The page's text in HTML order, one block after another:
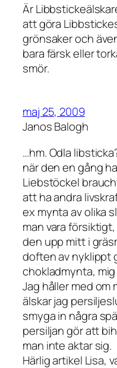
Är
att göra
grönsaker och
bara färsk eller
smör.
maj 25, 2009
Janos Balogh
…hm. Odla
när den en gång
Liebstöckel
att ha andra
ex mynta av olika
man vara
den upp mitt i
doften av nyklippt
chokladmynta,
Jag håller med
älskar jag
smyga in några
persiljan gör att
man inte aktar sig.
Härlig artikel Lisa,